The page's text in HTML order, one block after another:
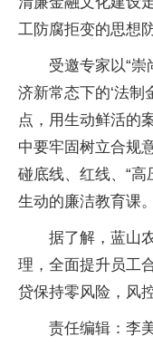
工防腐拒变的思想防
受邀专家以“
济新常态下的‘法制
点，用生动鲜活的
中要牢固树立合规
碰底线、红线、“
生动的廉洁教育课。
据了解，蓝山
理，全面提升员工
贷保持零风险，风
责任编辑：李